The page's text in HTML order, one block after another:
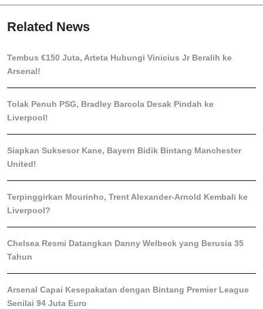
Related News
Tembus €150 Juta, Arteta Hubungi Vinicius Jr Beralih ke
Arsenal!
Tolak Penuh PSG, Bradley Barcola Desak Pindah ke
Liverpool!
Siapkan Suksesor Kane, Bayern Bidik Bintang Manchester
United!
Terpinggirkan Mourinho, Trent Alexander-Arnold Kembali ke
Liverpool?
Chelsea Resmi Datangkan Danny Welbeck yang Berusia 35
Tahun
Arsenal Capai Kesepakatan dengan Bintang Premier League
Senilai 94 Juta Euro